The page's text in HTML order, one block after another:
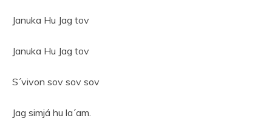
Januka Hu Jag tov
Januka Hu Jag tov
S´vivon sov sov sov
Jag simjá hu la´am.